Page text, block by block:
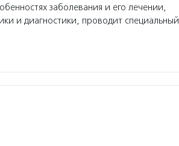
заболевания и его лечении,
и диагностики, проводит специальный